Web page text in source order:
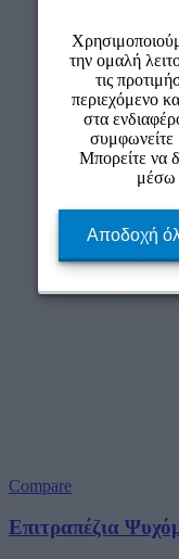
την ομαλή
τις
περιεχόμενο
στα
Μπορείτε να
μέσω
Αποδοχή
Compare
Επιτραπέζια